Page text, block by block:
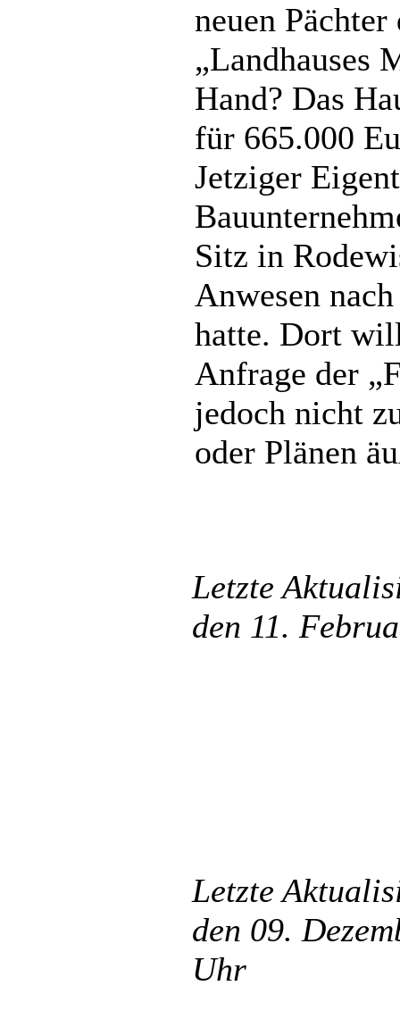
neuen
„Landhauses
Hand? Das
für 665.000
Jetziger
Sitz in
Anwesen
hatte. Dort
Anfrage der
jedoch nicht
oder Plänen
Letzte
den 11.
Letzte
den 09.
Uhr